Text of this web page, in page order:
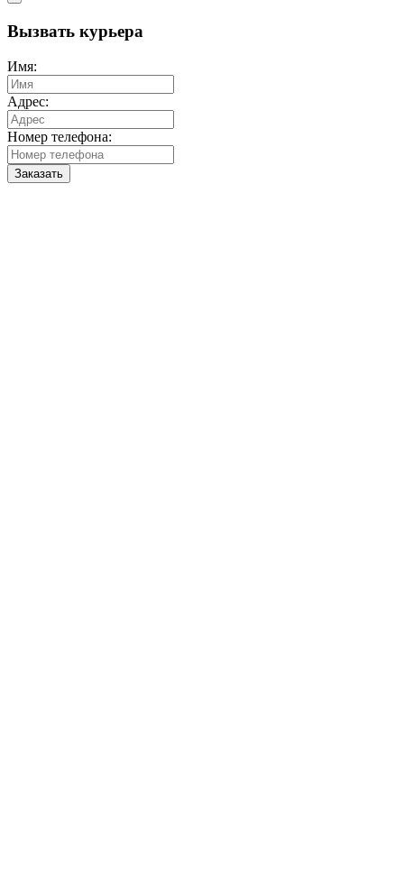
Вызвать курьера
Имя:
Адрес:
Номер телефона:
Заказать